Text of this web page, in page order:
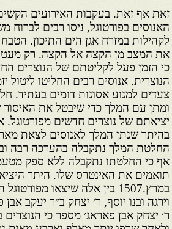
זאת אף זאת. בעקבות האירועים
האנוסים בפורטוגל, ניסו רבים לברוח
את המצב מן הקצה אל הקצה. רק
כי הזמן פעל לקליטתם של הנוצרים
הנוצרית. אנוסים רבים החליטו ליטול
צעדים למנוע אסונות דומים בעתיד.
ומתן עם המלך כדי שיבטל את האיסור
יציאתם של נוצרים חדשים מפורטוגל.
החלטת המלך נתקבלה בהערכה רבה
אף כי החלטתו נתקבלה ללא ספק
תואמים את האינטרס שלו. היתר
במרץ.1507 בין אלה שיצאו
וירגה ובנו יוסף, ר׳ יצחק ב״ר יעקב
ר׳ יצחק אבן פאראג׳ מספר כי הנוצרים